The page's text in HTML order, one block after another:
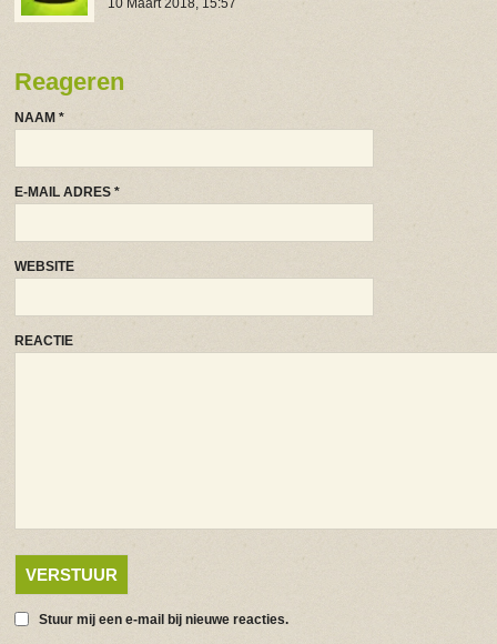
10 Maart 2018, 15:57
Reageren
NAAM *
E-MAIL ADRES *
WEBSITE
REACTIE
Stuur mij een e-mail bij nieuwe reacties.